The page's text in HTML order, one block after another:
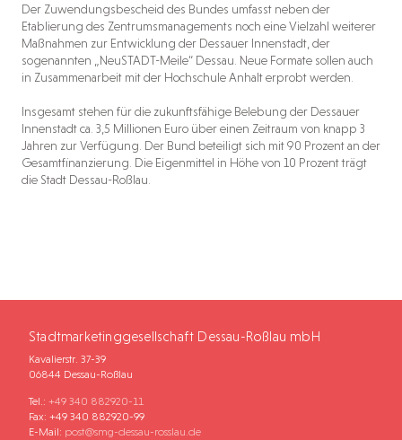
Der Zuwendungsbescheid des Bundes umfasst neben der
Etablierung des Zentrumsmanagements noch eine Vielzahl weiterer
Maßnahmen zur Entwicklung der Dessauer Innenstadt, der
sogenannten „NeuSTADT-Meile“ Dessau. Neue Formate sollen auch
in Zusammenarbeit mit der Hochschule Anhalt erprobt werden.
Insgesamt stehen für die zukunftsfähige Belebung der Dessauer
Innenstadt ca. 3,5 Millionen Euro über einen Zeitraum von knapp 3
Jahren zur Verfügung. Der Bund beteiligt sich mit 90 Prozent an der
Gesamtfinanzierung. Die Eigenmittel in Höhe von 10 Prozent trägt
die Stadt Dessau-Roßlau.
Stadtmarketinggesellschaft Dessau-Roßlau mbH
Kavalierstr. 37-39
06844 Dessau-Roßlau
Tel.: +49 340 882920-11
Fax: +49 340 882920-99
E-Mail: post@smg-dessau-rosslau.de